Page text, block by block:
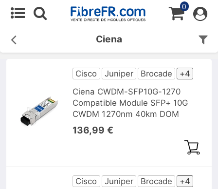
0
Ciena
Cisco Juniper Brocade
+4
Ciena CWDM-SFP10G-1270
Compatible Module SFP+ 10G
CWDM 1270nm 40km DOM
136,99 €
Cisco Juniper Brocade
+4